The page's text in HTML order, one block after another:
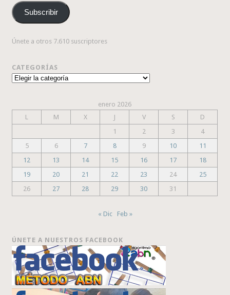
correo
electrónico
Subscribir
Únete a otros 7.610 suscriptores
CATEGORÍAS
Categorías
enero 2026
L
M X J V S
D
1
2 3
4
5
6 7 8 9 10
11
12
13 14 15 16 17
18
19
20 21 22 23 24
25
26
27 28 29 30 31
« Dic Feb »
ÚNETE A NUESTROS FACEBOOK